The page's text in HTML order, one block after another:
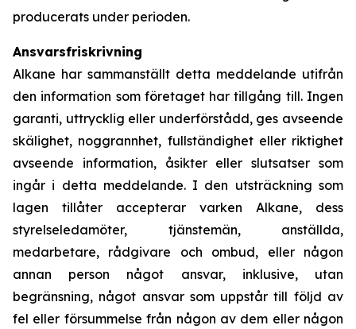
producerats under perioden.
Ansvarsfriskrivning
Alkane har sammanställt detta meddelande utifrån
den information som företaget har tillgång till. Ingen
garanti, uttrycklig eller underförstådd, ges avseende
skälighet, noggrannhet, fullständighet eller riktighet
avseende information, åsikter eller slutsatser som
ingår i detta meddelande. I den utsträckning som
lagen tillåter accepterar varken Alkane, dess
styrelseledamöter, tjänstemän, anställda,
medarbetare, rådgivare och ombud, eller någon
annan person något ansvar, inklusive, utan
begränsning, något ansvar som uppstår till följd av
fel eller försummelse från någon av dem eller någon